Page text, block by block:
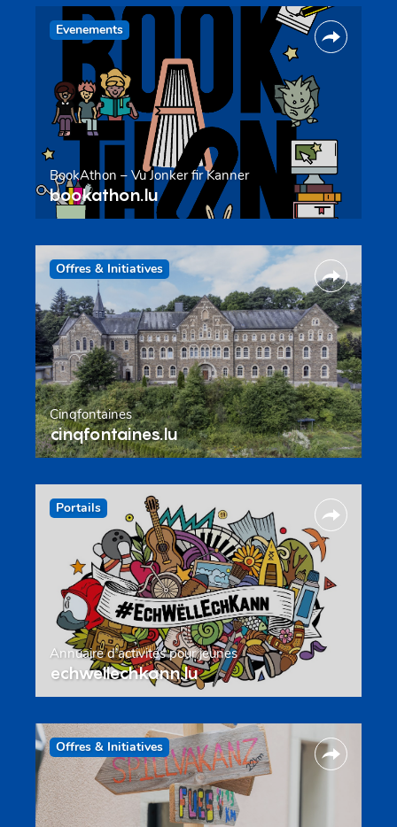
Evenements
BookAthon – Vu Jonker fir Kanner
bookathon.lu
Offres & Initiatives
Cinqfontaines
cinqfontaines.lu
Portails
Annuaire d’activités pour jeunes
echwellechkann.lu
Offres & Initiatives